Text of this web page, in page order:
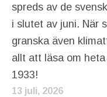
spreds av de
i slutet av juni. När
granska även
allt att läsa om
1933!
13 juli, 2026